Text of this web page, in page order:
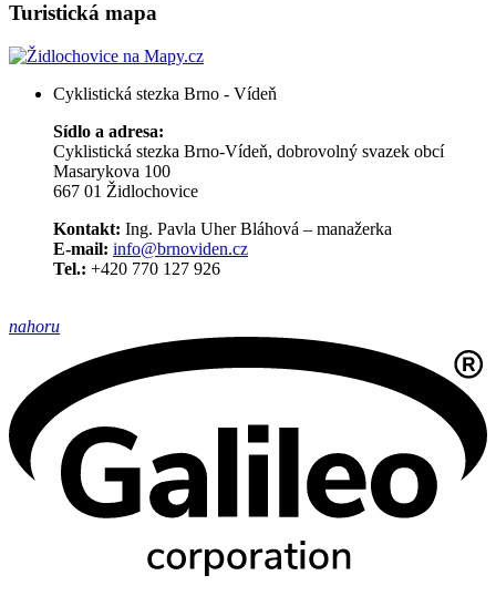
Turistická mapa
Cyklistická stezka Brno - Vídeň
Sídlo a adresa:
Cyklistická stezka Brno-Vídeň, dobrovolný svazek obcí
Masarykova 100
667 01 Židlochovice
Kontakt: Ing. Pavla Uher Bláhová – manažerka
E-mail: info@brnoviden.cz
Tel.: +420 770 127 926
nahoru